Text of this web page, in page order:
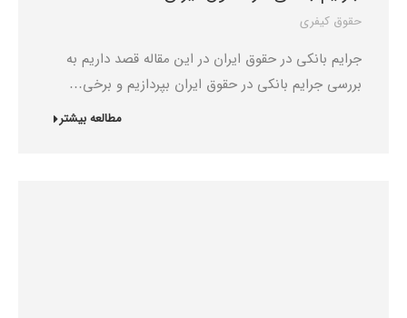
حقوق کیفری
جرایم بانکی در حقوق ایران در این مقاله قصد داریم به
بررسی جرایم بانکی در حقوق ایران بپردازیم و برخی…
مطالعه بیشتر